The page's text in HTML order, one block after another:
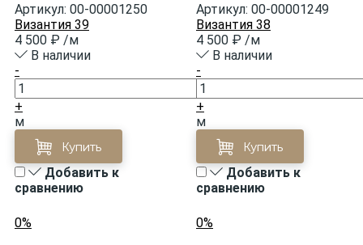
Артикул: 00-00001250
Византия 39
4 500 ₽ /м
В наличии
-
+
м
Купить
Добавить к
сравнению
Артикул: 00-00001249
Византия 38
4 500 ₽ /м
В наличии
-
+
м
Купить
Добавить к
сравнению
0%
0%